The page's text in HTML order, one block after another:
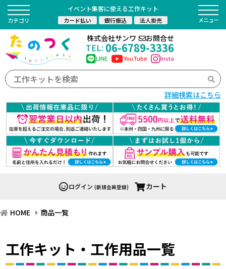
イベント集客に使える工作キット
カード払い 銀行振込 法人掛売
詳細検索はこちら
株式会社サンワ お問合せ
TEL: 06-6789-3336
LINE YouTube Insta
カテゴリ
ログイン (新規会員登録) カート
HOME 商品一覧
工作キット・工作用品一覧